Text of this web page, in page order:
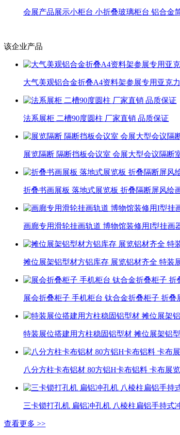
会展产品展示小柜台 小折叠玻璃柜台 铝合金
该企业产品
大气美观铝合金折叠A4资料架参展专用亚克
法系展柜 二槽90度圆柱 厂家直销 品质保证
展览隔断 隔断挡板会议室 会展大型会议隔断
折叠书画展板 落地式展览板 折叠隔断屏风绘
画廊专用滑轮挂画轨道 博物馆装修用I型挂画
摊位展架铝型材方铝库存 展览铝材齐全 特装
展会折叠柜子 手机柜台 钛合金折叠柜子 折叠
特装展位搭建用方柱稳固铝型材 摊位展架铝
八分方柱卡布铝材 80方铝H卡布铝料 卡布展
三卡锁打孔机 扁铝冲孔机 八棱柱扁铝手持式
查看更多 >>